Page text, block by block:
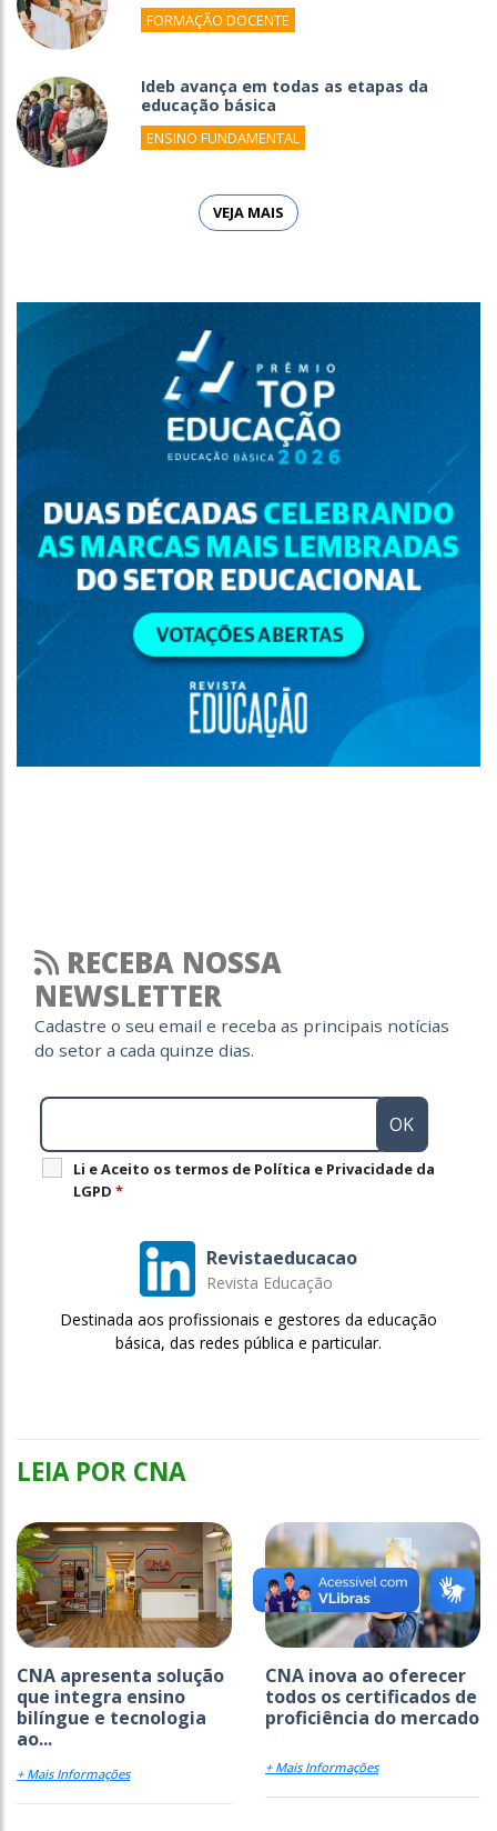
FORMAÇÃO DOCENTE
Ideb avança em todas as etapas da
educação básica
ENSINO FUNDAMENTAL
VEJA MAIS
RECEBA NOSSA
NEWSLETTER
Cadastre o seu email e receba as principais notícias
do setor a cada quinze dias.
Li e Aceito os termos de Política e Privacidade da
LGPD *
Revistaeducacao
Revista Educação
Destinada aos profissionais e gestores da educação
básica, das redes pública e particular.
LEIA POR CNA
CNA apresenta solução
que integra ensino
bilíngue e tecnologia
ao...
+ Mais Informações
CNA inova ao oferecer
todos os certificados de
proficiência do mercado
+ Mais Informações